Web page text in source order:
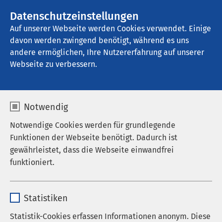
Datenschutzeinstellungen
Auf unserer Webseite werden Cookies verwendet. Einige
davon werden zwingend benötigt, während es uns
andere ermöglichen, Ihre Nutzererfahrung auf unserer
Webseite zu verbessern.
Notwendig
Notwendige Cookies werden für grundlegende
Funktionen der Webseite benötigt. Dadurch ist
gewährleistet, dass die Webseite einwandfrei
funktioniert.
Anbieter sgalinski
Statistiken
Statistik-Cookies erfassen Informationen anonym. Diese
AMEOS Poliklinikum Neuburg